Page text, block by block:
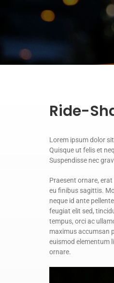
Ride-
Lorem ipsum dolor
Quisque ut felis et
Suspendisse nec
Praesent ornare,
eu finibus sagittis.
neque id ante
feugiat elit sed,
tempus, orci ac
maximus accumsan
euismod elementum
ornare.